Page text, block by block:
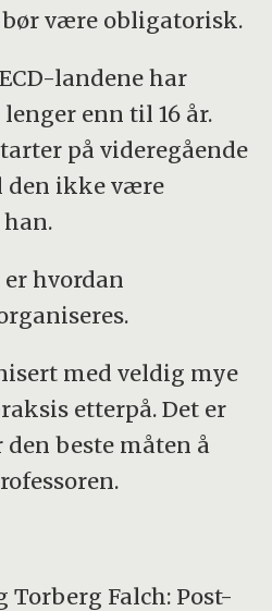
være obligatorisk.
landene har
enn til 16 år.
på videregående
den ikke være
hvordan
med veldig mye
etterpå. Det er
beste måten å
Torberg Falch: Post-